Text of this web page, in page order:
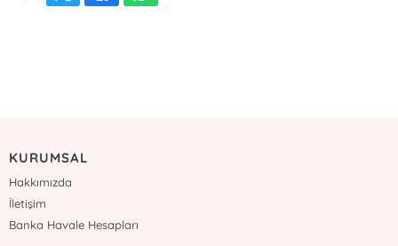
KURUMSAL
Hakkımızda
İletişim
Banka Havale Hesapları